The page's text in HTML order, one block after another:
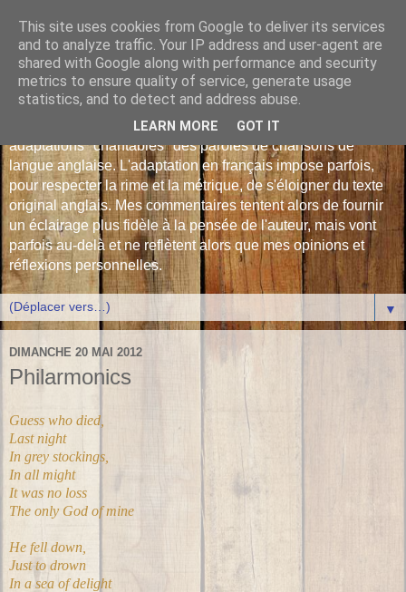
Les Monophonies de
Polyphrène
Versions françaises inédites : déjà plus de 510 traductions -
adaptations "chantables" des paroles de chansons de
langue anglaise. L'adaptation en français impose parfois,
pour respecter la rime et la métrique, de s'éloigner du texte
original anglais. Mes commentaires tentent alors de fournir
un éclairage plus fidèle à la pensée de l'auteur, mais vont
parfois au-delà et ne reflètent alors que mes opinions et
réflexions personnelles.
▼
DIMANCHE 20 MAI 2012
Philarmonics
Guess who died,
Last night
In grey stockings,
In all might
It was no loss
The only God of mine
He fell down,
Just to drown
In a sea of delight
This site uses cookies from Google to deliver its services
and to analyze traffic. Your IP address and user-agent are
shared with Google along with performance and security
metrics to ensure quality of service, generate usage
statistics, and to detect and address abuse.
LEARN MORE GOT IT